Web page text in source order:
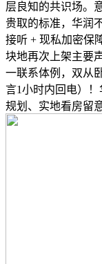
层良知的共识场。
贵取的标准，华润
接听 + 现私加密保
块地再次上架主要
一联系体例，双从
言1小时内回电）
规划、实地看房留